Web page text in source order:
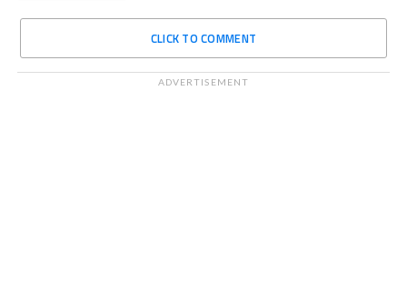
CLICK TO COMMENT
ADVERTISEMENT